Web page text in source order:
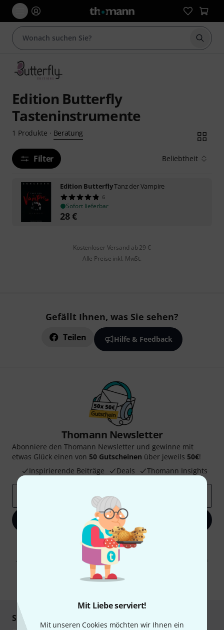
Mit Liebe serviert!
Mit unseren Cookies möchten wir Ihnen ein
Suche
Edition Butterfly
Tasteninstrumente
1 Produkte · Beratung
Filter Beliebtheit
Edition ButterflyTanz der Vampire
6
Sofort lieferbar
28€
Kostenloser Versand ab 29 €
Alle Preise inkl. MwSt.
Gefällt Ihnen, was Sie sehen?
Teilen Hilfe & Feedback
Thomann Newsletter
Abonniere den Thomann Newsletter und gewinne mit
etwas Glück einen von 50 Gutscheinen über jeweils 50€!
Inspirierende Beiträge
Deals Thomann Insights
Jetzt anmelden
Mit Klick auf „Jetzt anmelden“ stimmen Sie dem Erhalt von E-Mail-
Werbung und einer Messung des E-Mail-Nutzungsverhaltens zu. Die
Abmeldung ist jederzeit möglich. Weitere Informationen finden Sie in
unserenDatenschutzhinweisen
* Pflichtfeld
Sicher einkaufen & bezahlen